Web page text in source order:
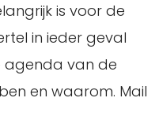
is voor de
in ieder geval
agenda van de
en waarom. Mail